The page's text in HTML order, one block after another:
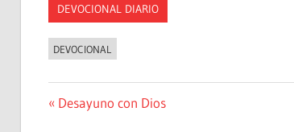
DEVOCIONAL DIARIO
DEVOCIONAL
Navegación
Entrada
Desayuno con Dios